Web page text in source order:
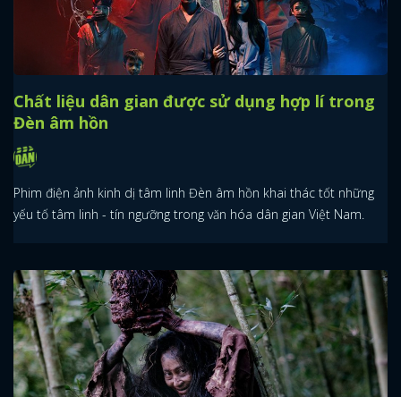
Chất liệu dân gian được sử dụng hợp lí trong
Đèn âm hồn
Phim điện ảnh kinh dị tâm linh Đèn âm hồn khai thác tốt những
yếu tố tâm linh - tín ngưỡng trong văn hóa dân gian Việt Nam.